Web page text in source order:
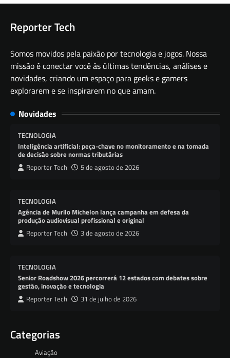
Reporter Tech
Somos movidos pela paixão por tecnologia e jogos. Nossa
missão é conectar você às últimas tendências, análises e
novidades, criando um espaço para geeks e gamers
explorarem e se inspirarem no que amam.
Novidades
TECNOLOGIA
Inteligência artificial: peça-chave no monitoramento e na tomada
de decisão sobre normas tributárias
Reporter Tech 5 de agosto de 2026
TECNOLOGIA
Agência de Murilo Michelon lança campanha em defesa da
produção audiovisual profissional e original
Reporter Tech 3 de agosto de 2026
TECNOLOGIA
Senior Roadshow 2026 percorrerá 12 estados com debates sobre
gestão, inovação e tecnologia
Reporter Tech 31 de julho de 2026
Categorias
Aviação